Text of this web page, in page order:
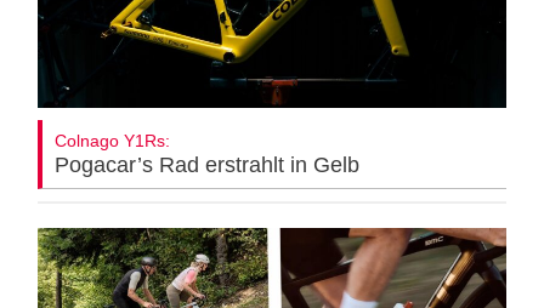
Colnago Y1Rs:
Pogacar’s Rad erstrahlt in Gelb